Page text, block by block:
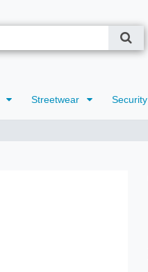
Streetwear Security